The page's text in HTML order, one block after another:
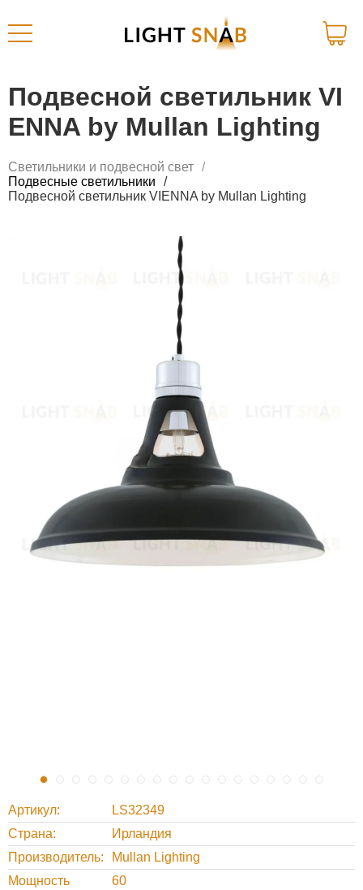
Подвесной светильник VI
ENNA by Mullan Lighting
Светильники и подвесной свет
Подвесные светильники
Подвесной светильник VIENNA by Mullan Lighting
Артикул
LS32349
Страна
Ирландия
Производитель
Mullan Lighting
Мощность
60